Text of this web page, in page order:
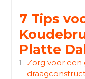
7 Tips
Platte
Zorg voor een